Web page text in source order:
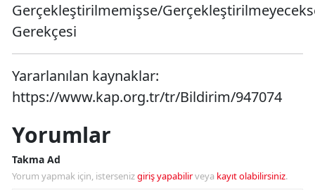
Gerçekleştirilmemişse/
Gerekçesi
Yararlanılan kaynaklar:
https://www.kap.org.tr/tr/Bildirim/947074
Yorumlar
Takma Ad
Yorum yapmak için, istersenizgiriş yapabilirveya kayıt olabilirsiniz.